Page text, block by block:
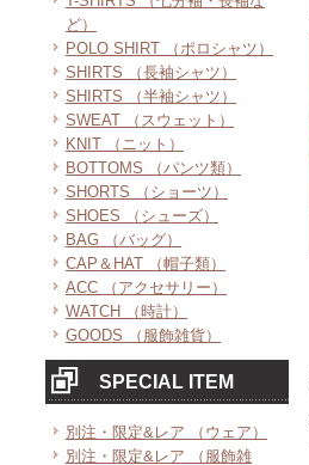
ど）
POLO SHIRT （ポロシャツ）
SHIRTS （長袖シャツ）
SHIRTS （半袖シャツ）
SWEAT （スウェット）
KNIT （ニット）
BOTTOMS （パンツ類）
SHORTS （ショーツ）
SHOES （シューズ）
BAG （バッグ）
CAP＆HAT （帽子類）
ACC （アクセサリー）
WATCH （時計）
GOODS （服飾雑貨）
SPECIAL ITEM
別注・限定&レア （ウェア）
別注・限定&レア （服飾雑